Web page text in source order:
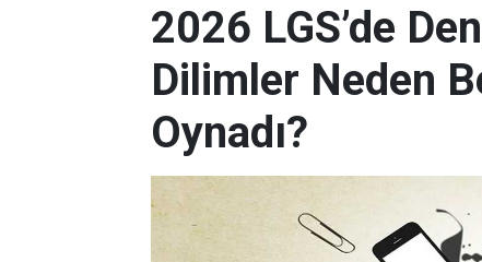
2026 LGS’de
Dilimler Neden
Oynadı?